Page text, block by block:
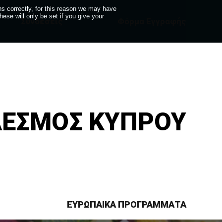
Συνδέσεις
ΚΥΠΡΟΥ
ΕΥΡΩΠΑΙΚΑ ΠΡΟΓΡΑΜΜΑΤΑ
correctly, for this reason we may have
will only be set if you give your